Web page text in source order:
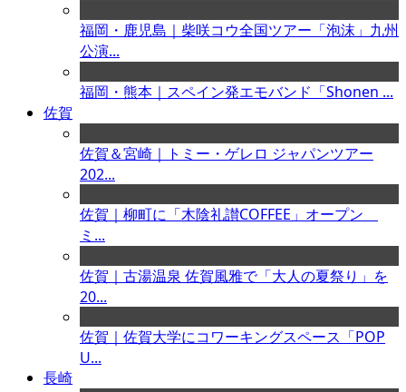
福岡・鹿児島｜柴咲コウ全国ツアー「泡沫」九州
公演...
福岡・熊本｜スペイン発エモバンド「Shonen ...
佐賀
佐賀＆宮崎｜トミー・ゲレロ ジャパンツアー
202...
佐賀｜柳町に「木陰礼讃COFFEE」オープン
ミ...
佐賀｜古湯温泉 佐賀風雅で「大人の夏祭り」を
20...
佐賀｜佐賀大学にコワーキングスペース「POP
U...
長崎